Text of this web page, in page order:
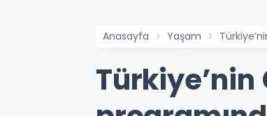
Anasayfa Yaşam